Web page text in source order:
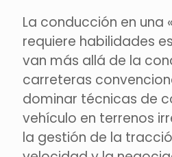
La conducción en una
requiere habilidades
van más allá de la
carreteras
dominar técnicas de
vehículo en terrenos
la gestión de la